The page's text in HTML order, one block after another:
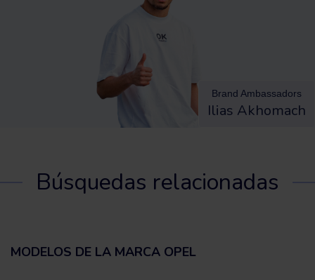
Brand Ambassadors
Ilias Akhomach
Búsquedas relacionadas
MODELOS DE LA MARCA OPEL